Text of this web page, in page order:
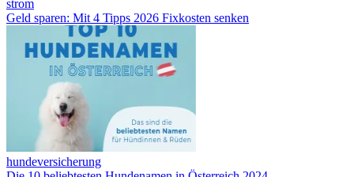
strom
Geld sparen: Mit 4 Tipps 2026 Fixkosten senken
hundeversicherung